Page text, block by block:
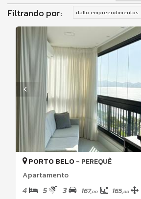
Filtrando por: dallo empreendimentos
PORTO BELO - PEREQUÊ
Apartamento
4 5 3 167,00 165,00